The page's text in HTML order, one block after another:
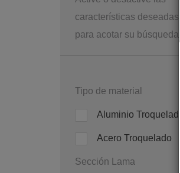
características deseadas
para acotar su búsqueda.
Tipo de material
Aluminio Troquelado
Acero Troquelado
Sección Lama